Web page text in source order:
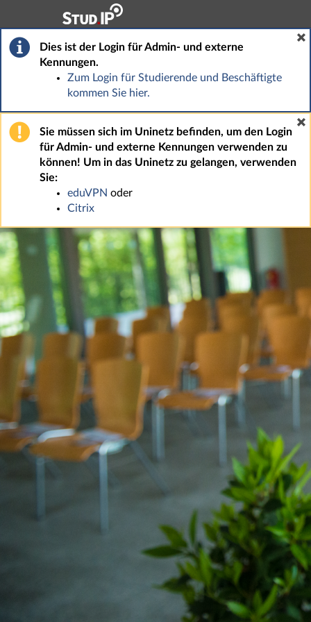
Hauptnavigation
Fußzeile
Dies ist der Login für Admin- und externe
Kennungen.
Zum Login für Studierende und Beschäftigte
kommen Sie hier.
Sie müssen sich im Uninetz befinden, um den Login
für Admin- und externe Kennungen verwenden zu
können! Um in das Uninetz zu gelangen, verwenden
Sie:
eduVPN oder
Citrix